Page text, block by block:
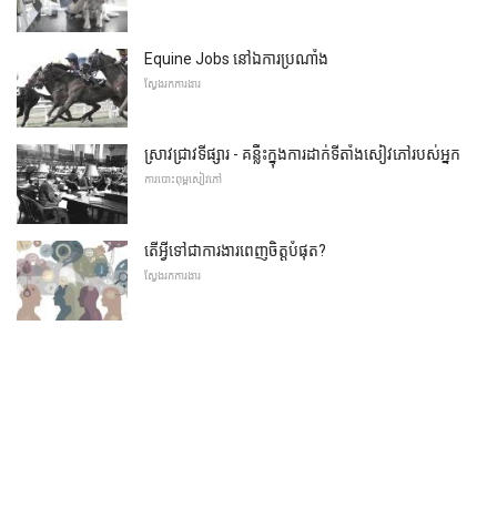
Equine Jobs នៅឯការប្រណាំង
ស្វែងរកការងារ
ស្រាវជ្រាវទីផ្សារ - គន្លឹះក្នុងការដាក់ទីតាំងសៀវភៅរបស់អ្នក
ការបោះពុម្ពសៀវភៅ
តើអ្វីទៅជាការងារពេញចិត្តបំផុត?
ស្វែងរកការងារ